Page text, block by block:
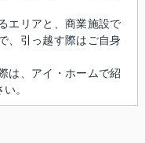
エリアと、商業施設で
、引っ越す際はご自身
は、アイ・ホームで紹
。